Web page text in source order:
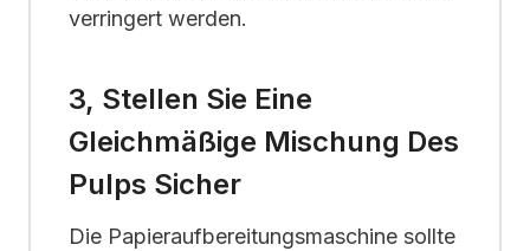
verringert werden.
3, Stellen Sie Eine
Gleichmäßige Mischung Des
Pulps Sicher
Die Papieraufbereitungsmaschine sollte